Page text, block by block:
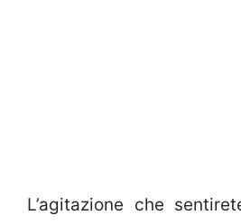
L’agitazione che